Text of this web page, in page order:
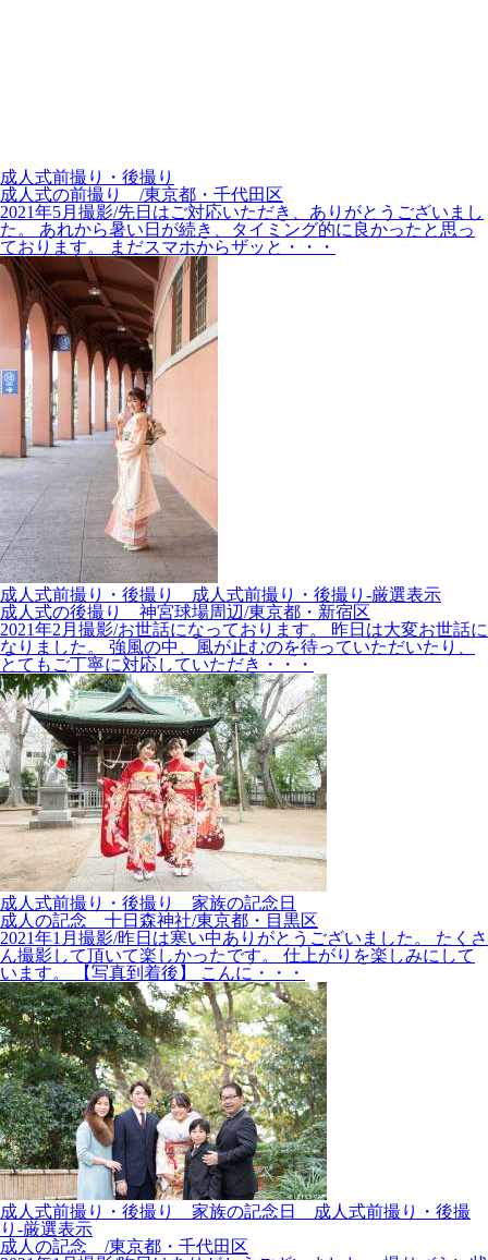
成人式前撮り・後撮り
成人式の前撮り /東京都・千代田区
2021年5月撮影/先日はご対応いただき、ありがとうございまし
た。 あれから暑い日が続き、タイミング的に良かったと思っ
ております。 まだスマホからザッと・・・
成人式前撮り・後撮り__成人式前撮り・後撮り-厳選表示
成人式の後撮り 神宮球場周辺/東京都・新宿区
2021年2月撮影/お世話になっております。 昨日は大変お世話に
なりました。 強風の中、風が止むのを待っていただいたり、
とてもご丁寧に対応していただき・・・
成人式前撮り・後撮り__家族の記念日
成人の記念 十日森神社/東京都・目黒区
2021年1月撮影/昨日は寒い中ありがとうございました。 たくさ
ん撮影して頂いて楽しかったです。 仕上がりを楽しみにして
います。 【写真到着後】 こんに・・・
成人式前撮り・後撮り__家族の記念日__成人式前撮り・後撮
り-厳選表示
成人の記念 /東京都・千代田区